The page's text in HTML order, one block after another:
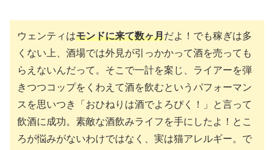
ウェンティはモンドに来て数ヶ月だよ！でも稼ぎは多
くない上、酒場では外見が引っかかって酒を売っても
らえないんだって。そこで一計を案じ、ライアーを弾
きつつコップをくわえて酒を飲むというパフォーマン
スを思いつき「おひねりは酒でよろぴく！」と言って
飲酒に成功。素敵な酒飲みライフを手にしたよ！とこ
ろが悩みがないわけではなく、実は猫アレルギー。で